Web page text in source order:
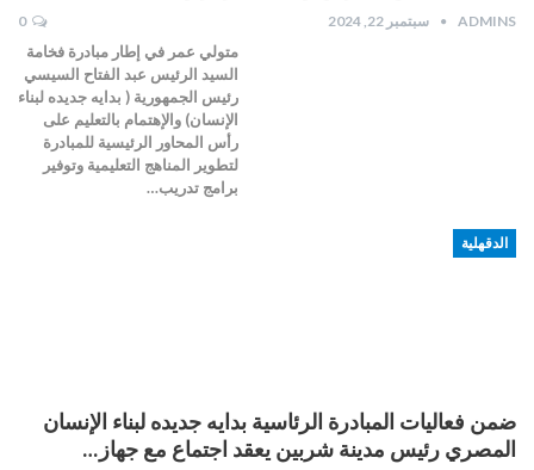
ADMINS سبتمبر 22, 2024 0
متولي عمر في إطار مبادرة فخامة
السيد الرئيس عبد الفتاح السيسي
رئيس الجمهورية ( بدايه جديده لبناء
الإنسان) والإهتمام بالتعليم على
رأس المحاور الرئيسية للمبادرة
لتطوير المناهج التعليمية وتوفير
برامج تدريب…
الدقهلية
ضمن فعاليات المبادرة الرئاسية بدايه جديده لبناء الإنسان
المصري رئيس مدينة شربين يعقد اجتماع مع جهاز…